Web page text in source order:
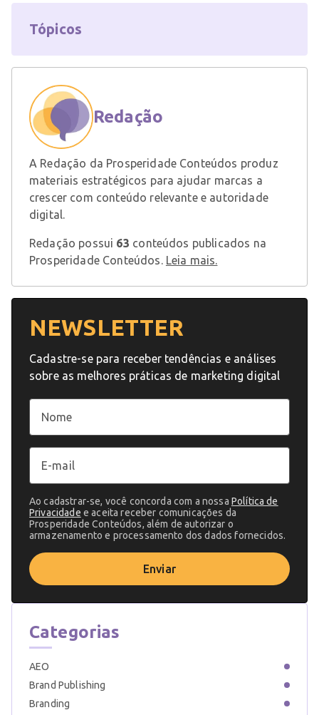
Tópicos
Redação
A Redação da Prosperidade Conteúdos produz
materiais estratégicos para ajudar marcas a
crescer com conteúdo relevante e autoridade
digital.
Redação possui 63 conteúdos publicados na
Prosperidade Conteúdos. Leia mais.
NEWSLETTER
Cadastre-se para receber tendências e análises
sobre as melhores práticas de marketing digital
Ao cadastrar-se, você concorda com a nossa Política de
Privacidade e aceita receber comunicações da
Prosperidade Conteúdos, além de autorizar o
armazenamento e processamento dos dados fornecidos.
Enviar
Categorias
AEO
Brand Publishing
Branding